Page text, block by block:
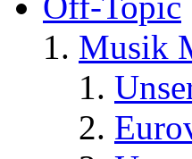
Musik